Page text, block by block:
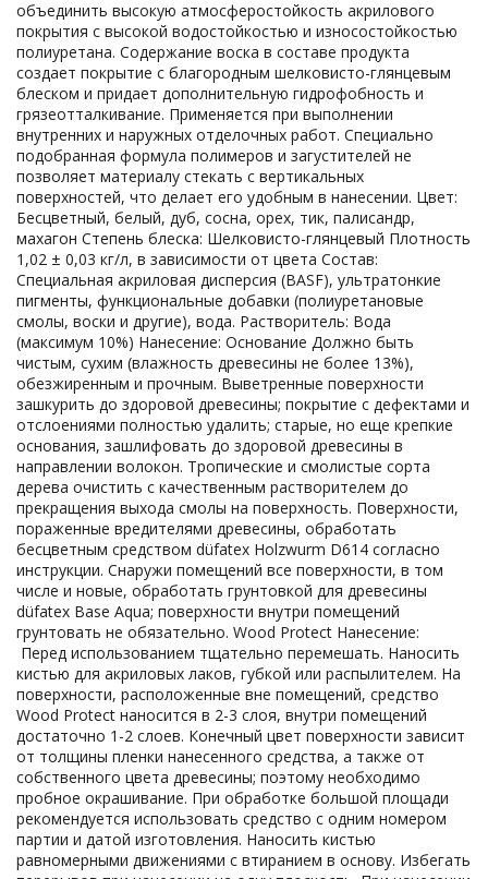
объединить высокую атмосферостойкость акрилового
покрытия с высокой водостойкостью и износостойкостью
полиуретана. Содержание воска в составе продукта
создает покрытие с благородным шелковисто-глянцевым
блеском и придает дополнительную гидрофобность и
грязеотталкивание. Применяется при выполнении
внутренних и наружных отделочных работ. Специально
подобранная формула полимеров и загустителей не
позволяет материалу стекать с вертикальных
поверхностей, что делает его удобным в нанесении. Цвет:
Бесцветный, белый, дуб, сосна, орех, тик, палисандр,
махагон Степень блеска: Шелковисто-глянцевый Плотность
1,02 ± 0,03 кг/л, в зависимости от цвета Состав:
Специальная акриловая дисперсия (BASF), ультратонкие
пигменты, функциональные добавки (полиуретановые
смолы, воски и другие), вода. Растворитель: Вода
(максимум 10%) Нанесение: Основание Должно быть
чистым, сухим (влажность древесины не более 13%),
обезжиренным и прочным. Выветренные поверхности
зашкурить до здоровой древесины; покрытие с дефектами и
отслоениями полностью удалить; старые, но еще крепкие
основания, зашлифовать до здоровой древесины в
направлении волокон. Тропические и смолистые сорта
дерева очистить с качественным растворителем до
прекращения выхода смолы на поверхность. Поверхности,
пораженные вредителями древесины, обработать
бесцветным средством düfatex Holzwurm D614 согласно
инструкции. Снаружи помещений все поверхности, в том
числе и новые, обработать грунтовкой для древесины
düfatex Base Aqua; поверхности внутри помещений
грунтовать не обязательно. Wood Protect Нанесение:
Перед использованием тщательно перемешать. Наносить
кистью для акриловых лаков, губкой или распылителем. На
поверхности, расположенные вне помещений, средство
Wood Protect наносится в 2-3 слоя, внутри помещений
достаточно 1-2 слоев. Конечный цвет поверхности зависит
от толщины пленки нанесенного средства, а также от
собственного цвета древесины; поэтому необходимо
пробное окрашивание. При обработке большой площади
рекомендуется использовать средство с одним номером
партии и датой изготовления. Наносить кистью
равномерными движениями с втиранием в основу. Избегать